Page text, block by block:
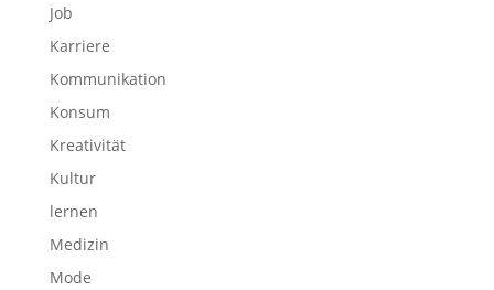
Job
Karriere
Kommunikation
Konsum
Kreativität
Kultur
lernen
Medizin
Mode